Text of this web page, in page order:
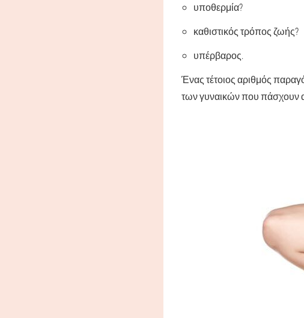
υποθερμία?
καθιστικός τρόπος ζωής?
υπέρβαρος.
Ένας τέτοιος αριθμός
των γυναικών που πάσχουν